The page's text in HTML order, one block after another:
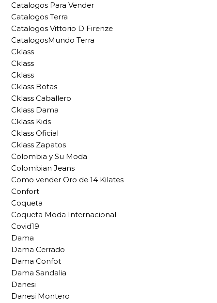
Catalogos Para Vender
Catalogos Terra
Catalogos Vittorio D Firenze
CatalogosMundo Terra
Cklass
Cklass
Cklass
Cklass Botas
Cklass Caballero
Cklass Dama
Cklass Kids
Cklass Oficial
Cklass Zapatos
Colombia y Su Moda
Colombian Jeans
Como vender Oro de 14 Kilates
Confort
Coqueta
Coqueta Moda Internacional
Covid19
Dama
Dama Cerrado
Dama Confot
Dama Sandalia
Danesi
Danesi Montero